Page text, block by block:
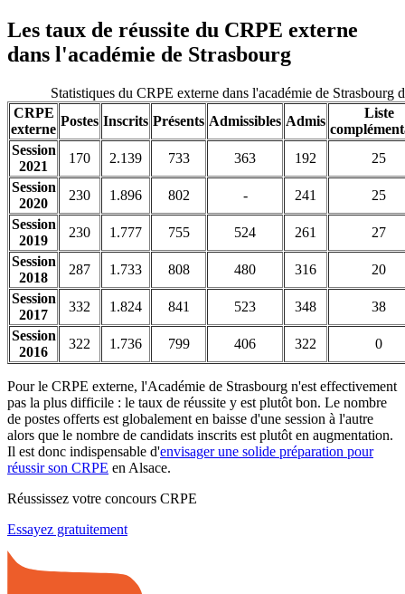
Les taux de réussite du CRPE externe
dans l'académie de Strasbourg
Statistiques du CRPE externe dans l'académie de Strasbourg
CRPE
externe
Postes Inscrits Présents Admissibles Admis
Liste
Session
2021
170 2.139 733 363 192
25
Session
2020
230 1.896 802 - 241
25
Session
2019
230 1.777 755 524 261
27
Session
2018
287 1.733 808 480 316
20
Session
2017
332 1.824 841 523 348
38
Session
2016
322 1.736 799 406 322 0
Pour le CRPE externe, l'Académie de Strasbourg n'est effectivement
pas la plus difficile : le taux de réussite y est plutôt bon. Le nombre
de postes offerts est globalement en baisse d'une session à l'autre
alors que le nombre de candidats inscrits est plutôt en augmentation.
Il est donc indispensable d'envisager une solide préparation pour
réussir son CRPE en Alsace.
Réussissez votre concours CRPE
Essayez gratuitement